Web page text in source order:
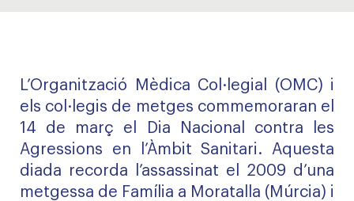
L’Organització Mèdica Col·legial (OMC) i
els col·legis de metges commemoraran el
14 de març el Dia Nacional contra les
Agressions en l’Àmbit Sanitari. Aquesta
diada recorda l’assassinat el 2009 d’una
metgessa de Família a Moratalla (Múrcia) i